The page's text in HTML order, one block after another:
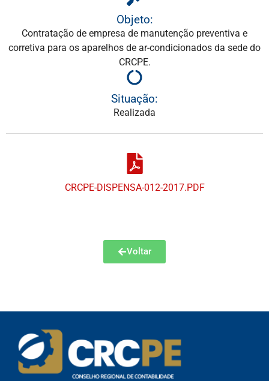
Objeto:
Contratação de empresa de manutenção preventiva e
corretiva para os aparelhos de ar-condicionados da sede do
CRCPE.
Situação:
Realizada
CRCPE-DISPENSA-012-2017.PDF
Voltar